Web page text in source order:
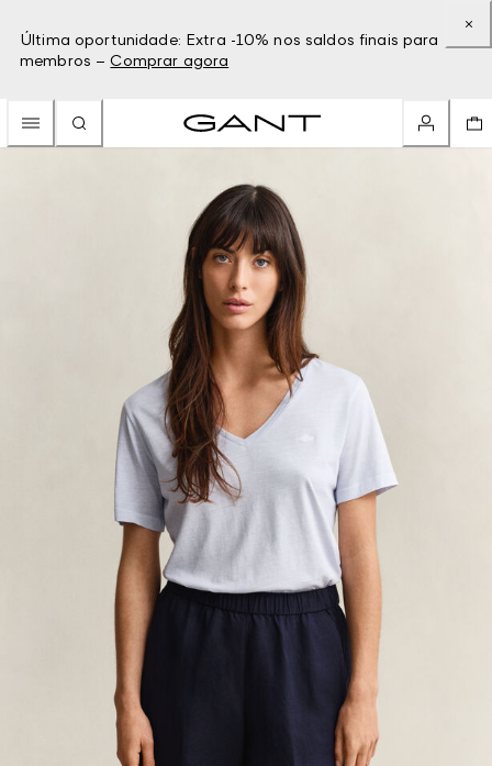
Última oportunidade: Extra -10% nos saldos finais para
membros – Comprar agora